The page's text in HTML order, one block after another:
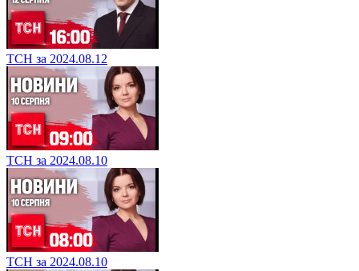
ТСН за 2024.08.12
ТСН за 2024.08.10
ТСН за 2024.08.10